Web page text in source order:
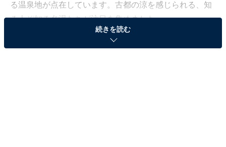
る温泉地が点在しています。古都の涼を感じられる、知
る人ぞ知る名湯たちが注目を集めました。
All About ニュース編集部では、2025年7月29〜30日の期
続きを読む